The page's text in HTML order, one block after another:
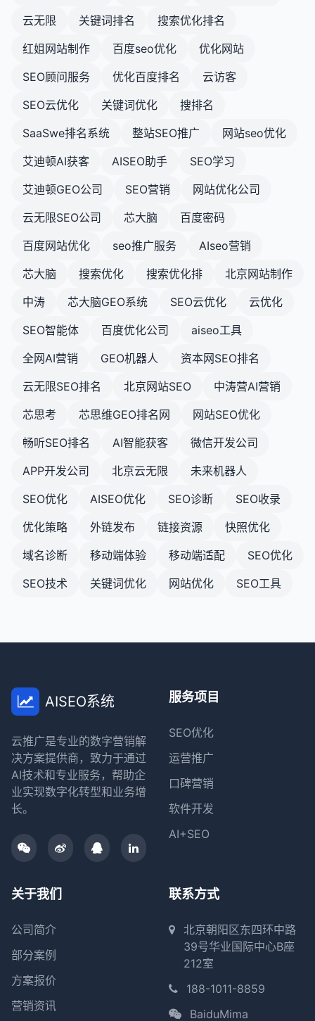
云无限
关键词排名
搜索优化排名
红姐网站制作
百度seo优化
优化网站
SEO顾问服务
优化百度排名
云访客
SEO云优化
关键词优化
搜排名
SaaSwe排名系统
整站SEO推广
网站seo优化
艾迪顿AI获客
AISEO助手
SEO学习
艾迪顿GEO公司
SEO营销
网站优化公司
云无限SEO公司
芯大脑
百度密码
百度网站优化
seo推广服务
AIseo营销
芯大脑
搜索优化 搜索优化排
北京网站制作
中涛
芯大脑GEO系统 SEO云优化
云优化
SEO智能体
百度优化公司
aiseo工具
全网AI营销
GEO机器人
资本网SEO排名
云无限SEO排名
北京网站SEO
中涛营AI营销
芯思考
芯思维GEO排名网
网站SEO优化
畅听SEO排名
AI智能获客
微信开发公司
APP开发公司
北京云无限
未来机器人
SEO优化
AISEO优化 SEO诊断
SEO收录
优化策略
外链发布 链接资源
快照优化
域名诊断
移动端体验 移动端适配
SEO优化
SEO技术
关键词优化 网站优化 SEO工具
AISEO系统
云推广是专业的数字营销解
决方案提供商，致力于通过
AI技术和专业服务，帮助企
业实现数字化转型和业务增
长。
服务项目
SEO优化
运营推广
口碑营销
软件开发
AI+SEO
关于我们
公司简介
部分案例
方案报价
营销资讯
联系方式
北京朝阳区东四环中路
39号华业国际中心B座
212室
188-1011-8859
BaiduMima